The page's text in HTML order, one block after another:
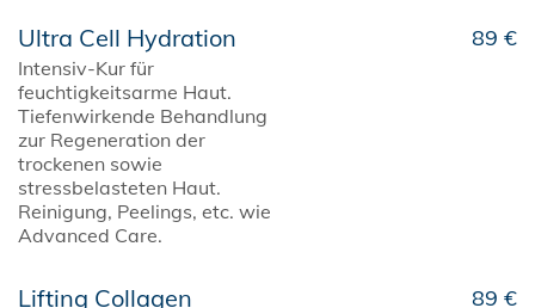
Ultra Cell Hydration 89 €
Intensiv-Kur für
feuchtigkeitsarme Haut.
Tiefenwirkende Behandlung
zur Regeneration der
trockenen sowie
stressbelasteten Haut.
Reinigung, Peelings, etc. wie
Advanced Care.
Lifting Collagen 89 €